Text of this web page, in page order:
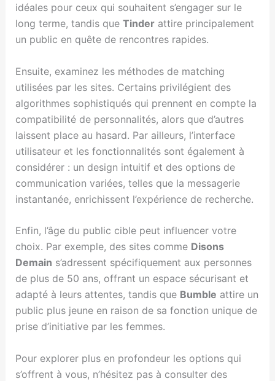
idéales pour ceux qui souhaitent s’engager sur le
long terme, tandis que Tinderattire principalement
un public en quête de rencontres rapides.
Ensuite, examinez les méthodes de matching
utilisées par les sites. Certains privilégient des
algorithmes sophistiqués qui prennent en compte la
compatibilité de personnalités, alors que d’autres
laissent place au hasard. Par ailleurs, l’interface
utilisateur et les fonctionnalités sont également à
considérer : un design intuitif et des options de
communication variées, telles que la messagerie
instantanée, enrichissent l’expérience de recherche.
Enfin, l’âge du public cible peut influencer votre
choix. Par exemple, des sites comme Disons
Demain s’adressent spécifiquement aux personnes
de plus de 50 ans, offrant un espace sécurisant et
adapté à leurs attentes, tandis que Bumble attire un
public plus jeune en raison de sa fonction unique de
prise d’initiative par les femmes.
Pour explorer plus en profondeur les options qui
s’offrent à vous, n’hésitez pas à consulter des